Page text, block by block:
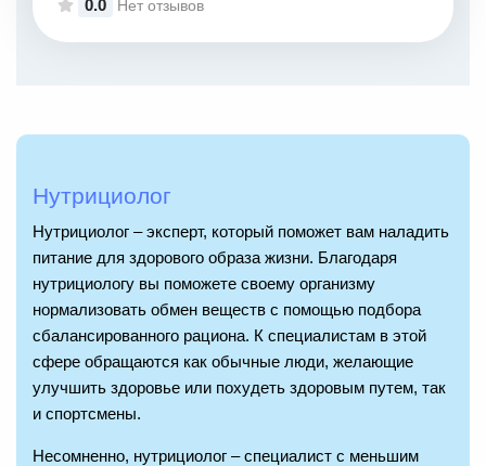
0.0
Нет отзывов
Нутрициолог
Нутрициолог – эксперт, который поможет вам наладить
питание для здорового образа жизни. Благодаря
нутрициологу вы поможете своему организму
нормализовать обмен веществ с помощью подбора
сбалансированного рациона. К специалистам в этой
сфере обращаются как обычные люди, желающие
улучшить здоровье или похудеть здоровым путем, так
и спортсмены.
Несомненно, нутрициолог – специалист с меньшим